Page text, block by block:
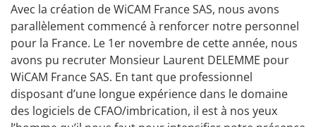
Avec la création de WiCAM France SAS, nous avons
parallèlement commencé à renforcer notre personnel
pour la France. Le 1er novembre de cette année, nous
avons pu recruter Monsieur Laurent DELEMME pour
WiCAM France SAS. En tant que professionnel
disposant d’une longue expérience dans le domaine
des logiciels de CFAO/imbrication, il est à nos yeux